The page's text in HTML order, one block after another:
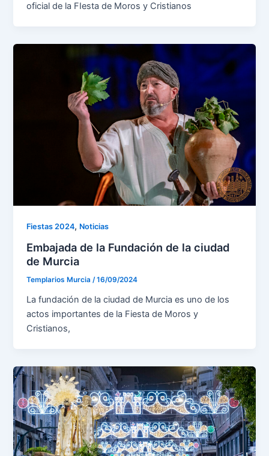
oficial de la FIesta de Moros y Cristianos
Fiestas 2024, Noticias
Embajada de la Fundación de la ciudad
de Murcia
Templarios Murcia/16/09/2024
La fundación de la ciudad de Murcia es uno de los
actos importantes de la Fiesta de Moros y
Cristianos,